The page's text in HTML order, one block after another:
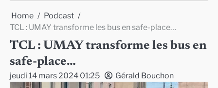
Home
Podcast
TCL : UMAY transforme les bus en safe-place…
TCL : UMAY transforme les bus en
safe-place…
jeudi 14 mars 2024 01:25 Gérald Bouchon